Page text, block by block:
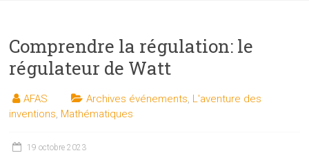
les
sciences
et
les
techniques
du
Comprendre la régulation: le
régulateur de Watt
AFAS Archives événements L'aventure des
inventions Mathématiques
19 octobre 2023